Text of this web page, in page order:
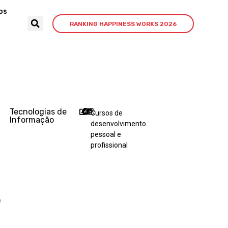
RANKING HAPPINESS WORKS 2026
Tecnologias de
Informação
Cursos de
desenvolvimento
pessoal e
profissional